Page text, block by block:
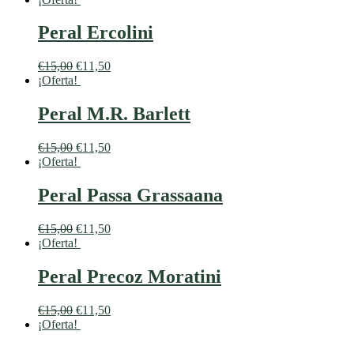
Peral Ercolini
€15,00 €11,50
¡Oferta!
Peral M.R. Barlett
€15,00 €11,50
¡Oferta!
Peral Passa Grassaana
€15,00 €11,50
¡Oferta!
Peral Precoz Moratini
€15,00 €11,50
¡Oferta!